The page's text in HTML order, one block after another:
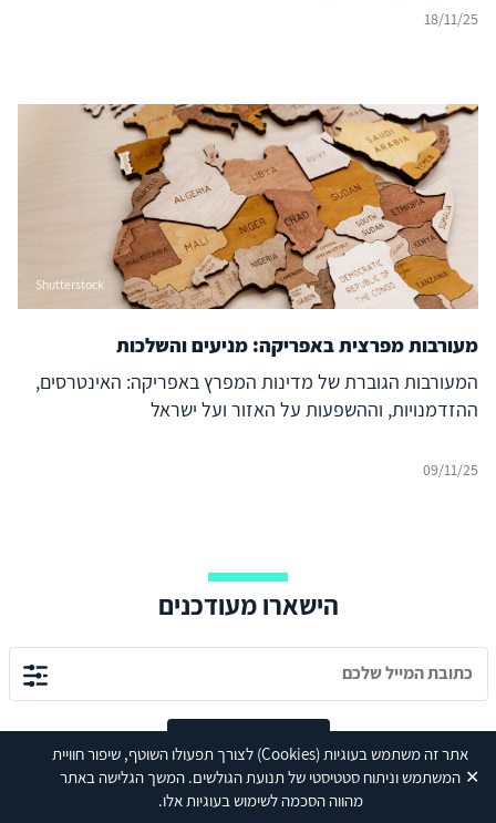
אתר זה משתמש בעוגיות(Cookies) לצורך תפעולו השוטף, שיפור חוויית
המשתמש וניתוח סטטיסטי של תנועת הגולשים. המשך הגלישה באתר
מהווה הסכמה לשימוש בעוגיות אלו.
✕
18/11/25
Shutterstock
מעורבות מפרצית באפריקה: מניעים והשלכות
המעורבות הגוברת של מדינות המפרץ באפריקה: האינטרסים,
ההזדמנויות, וההשפעות על האזור ועל ישראל
09/11/25
הישארו מעודכנים
הרשמה לניוזלטר